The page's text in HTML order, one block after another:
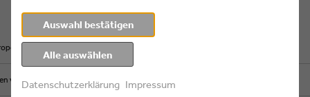
verändern
Auswahl bestätigen
Alle auswählen
Datenschutzerklärung Impressum